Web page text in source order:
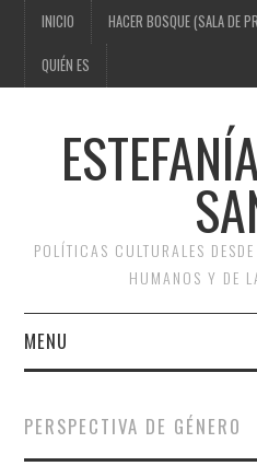
INICIO HACER BOSQUE (SALA DE
QUIÉN ES
POLÍTICAS CULTURALES
HUMANOS Y DE
MENU
HACER BOSQUE (SALA DE
PERSPECTIVA DE GÉNERO